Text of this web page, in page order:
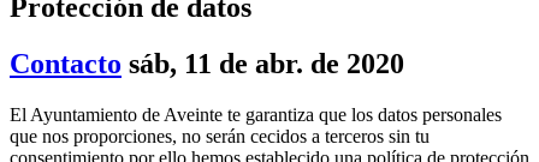
Protección de datos
Contacto sáb, 11 de abr. de 2020
El Ayuntamiento de Aveinte te garantiza que los datos personales
que nos proporciones, no serán cecidos a terceros sin tu
consentimiento por ello hemos establecido una política de protección